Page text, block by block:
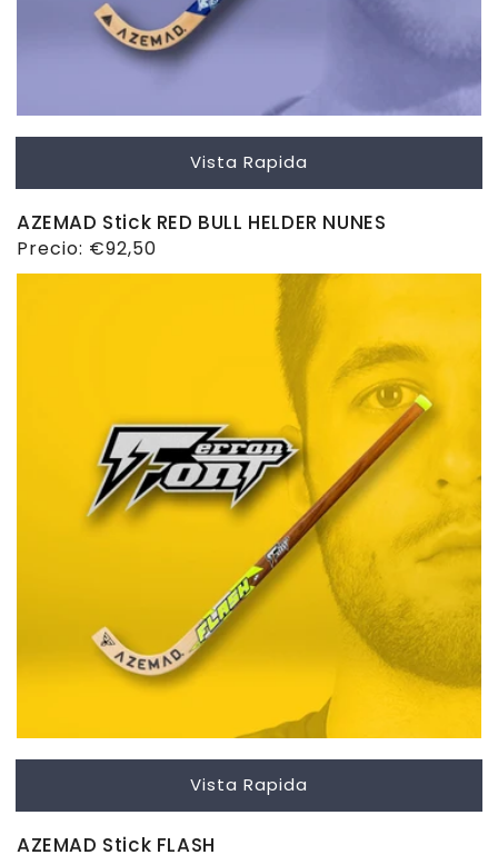
Vista Rapida
AZEMAD Stick RED BULL HELDER NUNES
Precio
habitual
Precio: €92,50
Vista Rapida
AZEMAD Stick FLASH